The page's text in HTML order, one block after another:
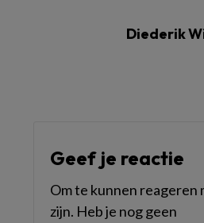
Diederik
Geef je reactie
Om te kunnen reageren
zijn. Heb je nog geen